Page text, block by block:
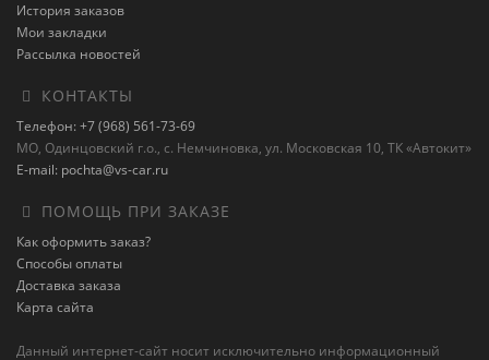
История заказов
Мои закладки
Рассылка новостей
КОНТАКТЫ
Телефон: +7 (968) 561-73-69
МО, Одинцовский г.о., с. Немчиновка, ул. Московская 10, ТК «Автокит»
E-mail: pochta@vs-car.ru
ПОМОЩЬ ПРИ ЗАКАЗЕ
Как оформить заказ?
Способы оплаты
Доставка заказа
Карта сайта
Данный интернет-сайт носит исключительно информационный